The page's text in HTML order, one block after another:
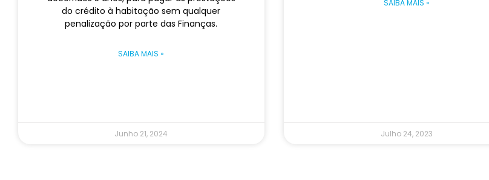
do crédito à habitação sem qualquer
penalização por parte das Finanças.
SAIBA MAIS »
Junho 21, 2024
SAIBA MAIS »
Julho 24, 2023